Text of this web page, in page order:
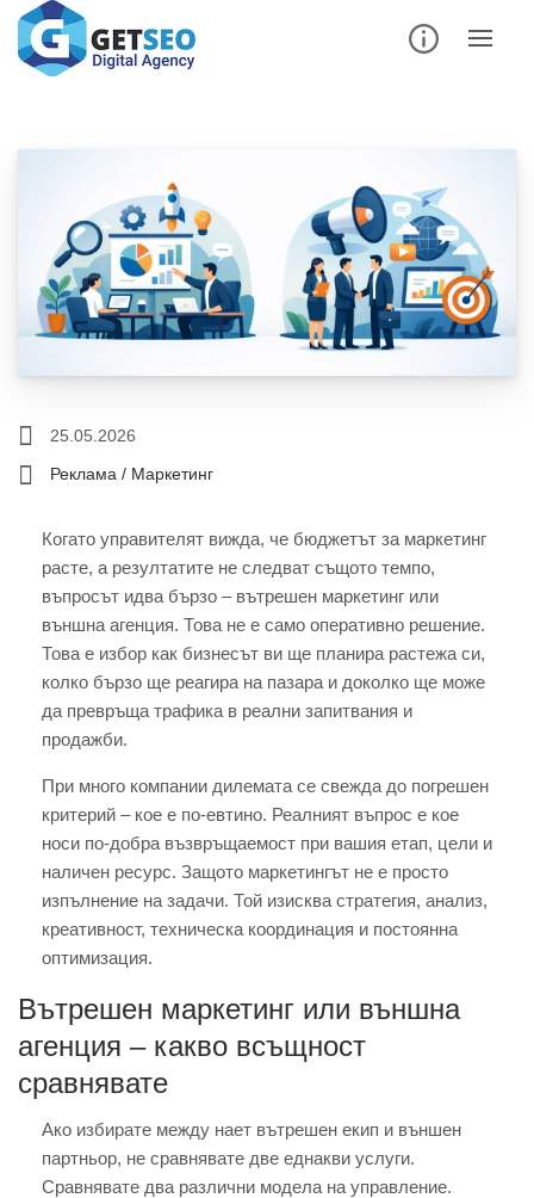
25.05.2026
Реклама / Маркетинг
Когато управителят вижда, че бюджетът за маркетинг
расте, а резултатите не следват същото темпо,
въпросът идва бързо – вътрешен маркетинг или
външна агенция. Това не е само оперативно решение.
Това е избор как бизнесът ви ще планира растежа си,
колко бързо ще реагира на пазара и доколко ще може
да превръща трафика в реални запитвания и
продажби.
При много компании дилемата се свежда до погрешен
критерий – кое е по-евтино. Реалният въпрос е кое
носи по-добра възвръщаемост при вашия етап, цели и
наличен ресурс. Защото маркетингът не е просто
изпълнение на задачи. Той изисква стратегия, анализ,
креативност, техническа координация и постоянна
оптимизация.
Вътрешен маркетинг или външна
агенция – какво всъщност
сравнявате
Ако избирате между нает вътрешен екип и външен
партньор, не сравнявате две еднакви услуги.
Сравнявате два различни модела на управление.